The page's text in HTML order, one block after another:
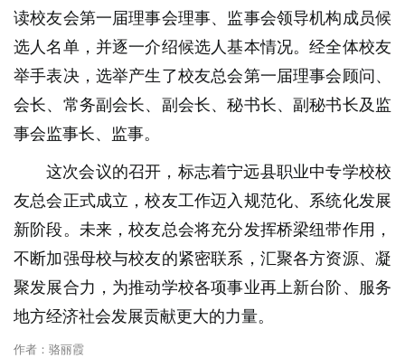
读校友会第一届理事会理事、监事会领导机构成员候
选人名单，并逐一介绍候选人基本情况。经全体校友
举手表决，选举产生了校友总会第一届理事会顾问、
会长、常务副会长、副会长、秘书长、副秘书长及监
事会监事长、监事。
这次会议的召开，标志着宁远县职业中专学校校
友总会正式成立，校友工作迈入规范化、系统化发展
新阶段。未来，校友总会将充分发挥桥梁纽带作用，
不断加强母校与校友的紧密联系，汇聚各方资源、凝
聚发展合力，为推动学校各项事业再上新台阶、服务
地方经济社会发展贡献更大的力量。
作者：骆丽霞